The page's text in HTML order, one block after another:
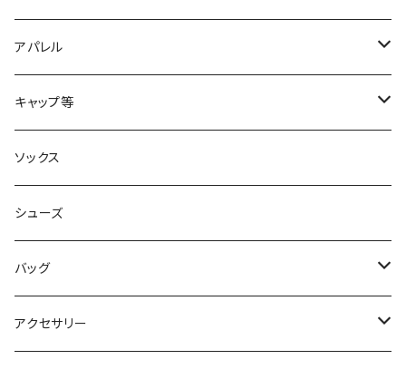
2XU
acu Products
AILEY
AKIV
ALTRA
aroma vera
アパレル
トップス
ボトムス
キャップ等
キャップ・ハット
ヘッドバンド
ソックス
シューズ
バッグ
バックパック
アクセサリー